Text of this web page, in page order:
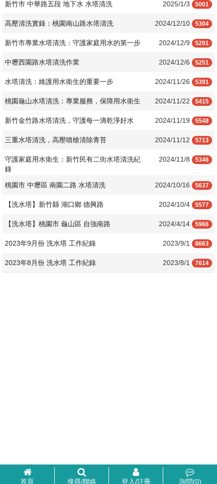
首頁 搜尋/聯絡 登入/註冊 詢問(0)
新竹市 中華路五段 地下水 水塔清洗 2025/1/3 5001
高壓清洗實錄：桃園南山路水塔清洗 2024/12/10 5304
新竹市專業水塔清洗：守護家庭用水的第一步 2024/12/9 5291
中壢西園路水塔清洗作業 2024/12/6 5251
水塔清洗：維護用水衛生的重要一步 2024/11/26 5391
桃園龜山水塔清洗：專業服務，保障用水衛生 2024/11/22 5415
新竹金竹路水塔清洗，守護每一滴乾淨好水 2024/11/19 5548
三重水塔清洗，高壓噴槍清除青苔 2024/11/12 5713
守護家庭用水衛生：新竹民有二街水塔清洗紀
錄
2024/11/8 5346
桃園市 中壢區 南園二路 水塔清洗 2024/10/16 5637
【洗水塔】新竹縣 湖口鄉 德興路 2024/10/4 5577
【洗水塔】桃園市 龜山區 自強南路 2024/4/14 5966
2023年9月份 洗水塔 工作紀錄 2023/9/1 8663
2023年8月份 洗水塔 工作紀錄 2023/8/1 7614